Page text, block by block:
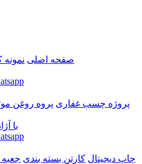
صفحه اصلی نمونه
پروژه چسب غفاری پروه روغن
با
چاپ دیجیتال کارتن بسته بندی جعبه